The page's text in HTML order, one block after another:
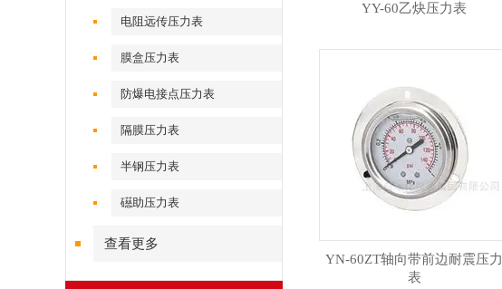
电阻远传压力表
膜盒压力表
防爆电接点压力表
隔膜压力表
半钢压力表
礠助压力表
查看更多
YY-60乙炔压力表
YN-60ZT轴向带前边耐震压力
表